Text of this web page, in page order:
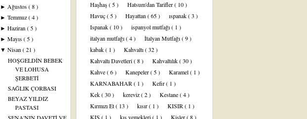
►Ağustos( 8 )
►Temmuz( 4 )
►Haziran( 5 )
►Mayıs( 5 )
▼Nisan( 21 )
HOŞGELDİN BEBEK
VE LOHUSA
ŞERBETİ
SAĞLIK ÇORBASI
BEYAZ YILDIZ
PASTASI
Haşhaş( 5 ) Hatsum'dan Tarifler( 10 )
Havuç( 5 ) Hayattan ( 65 ) ıspanak( 3 )
Ispanak( 10 ) ispanyol mutfağı( 1 )
italyan mutfağı( 4 ) İtalyan Mutfağı( 9 )
kabak( 1 ) Kahvaltı( 32 )
Kahvaltı Davetleri( 8 ) Kahvaltılık( 30 )
Kahve( 6 ) Kanepeler( 5 ) Karamel( 1 )
KARNABAHAR ( 1 ) Kefir( 1 )
Kek( 30 ) kereviz( 2 ) Kestane( 4 )
Kırmızı Et( 13 ) kısır( 1 ) KISIR ( 1 )
KIŞ ( 1 ) kış yemekleri( 1 ) Kişler( 8 )